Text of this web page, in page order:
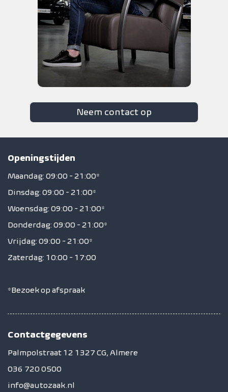
Neem contact op
Openingstijden
Maandag: 09:00 - 21:00*
Dinsdag: 09:00 - 21:00*
Woensdag: 09:00 - 21:00*
Donderdag: 09:00 - 21:00*
Vrijdag: 09:00 - 21:00*
Zaterdag: 10:00 - 17:00
*Bezoek op afspraak
Contactgegevens
Palmpolstraat 12 1327 CG, Almere
036 720 0500
info@autozaak.nl